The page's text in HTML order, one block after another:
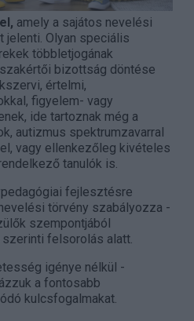
amely a sajátos nevelési
jelenti. Olyan speciális
többletjogának
bizottság döntése
értelmi,
figyelem- vagy
ide tartoznak még a
autizmus spektrumzavarral
vagy ellenkezőleg kivételes
tanulók is.
fejlesztésre
törvény szabályozza -
szempontjából
felsorolás alatt.
igénye nélkül -
a fontosabb
kulcsfogalmakat.